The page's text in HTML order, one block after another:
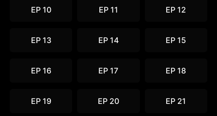
EP 10 EP 11 EP 12
EP 13 EP 14 EP 15
EP 16 EP 17 EP 18
EP 19 EP 20 EP 21